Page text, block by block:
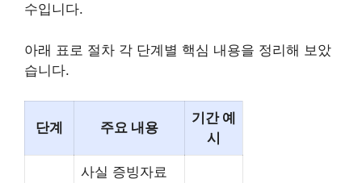
수입니다.
아래 표로 절차 각 단계별 핵심 내용을 정리해 보았
습니다.
단계 주요 내용
기간 예
시
사실 증빙자료